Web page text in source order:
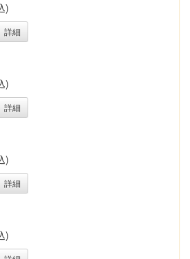
)
詳細
)
詳細
)
詳細
)